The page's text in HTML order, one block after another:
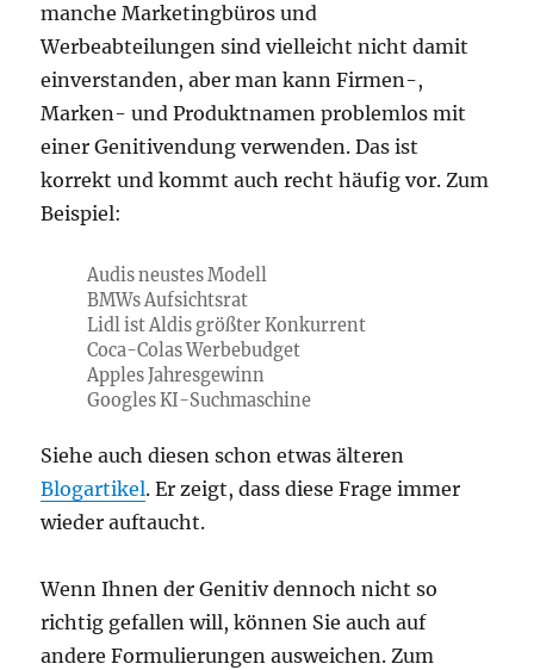
manche Marketingbüros und
Werbeabteilungen sind vielleicht nicht damit
einverstanden, aber man kann Firmen-,
Marken- und Produktnamen problemlos mit
einer Genitivendung verwenden. Das ist
korrekt und kommt auch recht häufig vor. Zum
Beispiel:
Audis neustes Modell
BMWs Aufsichtsrat
Lidl ist Aldis größter Konkurrent
Coca-Colas Werbebudget
Apples Jahresgewinn
Googles KI-Suchmaschine
Siehe auch diesen schon etwas älteren
Blogartikel. Er zeigt, dass diese Frage immer
wieder auftaucht.
Wenn Ihnen der Genitiv dennoch nicht so
richtig gefallen will, können Sie auch auf
andere Formulierungen ausweichen. Zum